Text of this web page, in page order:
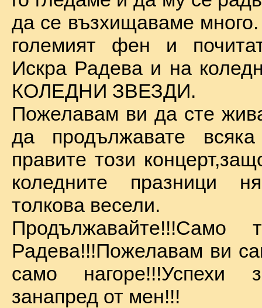
да се възхищаваме
големият фен и
Искра Радева и на
КОЛЕДНИ ЗВЕЗДИ.
Пожелавам ви да сте
да продължавате
правите този
коледните празници
толкова весели.
Продължавайте!!!Само
Радева!!!Пожелавам ви
само
занапред от мен!!!